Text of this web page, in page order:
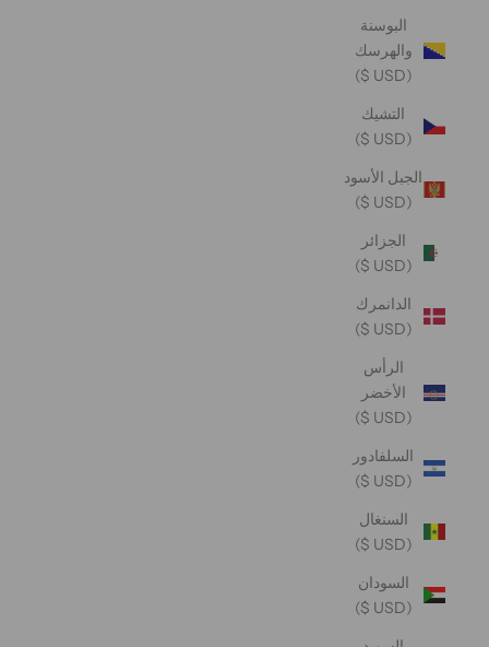
البوسنة
والهرسك
(USD $)
التشيك
(USD $)
الجبل الأسود
(USD $)
الجزائر
(USD $)
الدانمرك
(USD $)
الرأس
الأخضر
(USD $)
السلفادور
(USD $)
السنغال
(USD $)
السودان
(USD $)